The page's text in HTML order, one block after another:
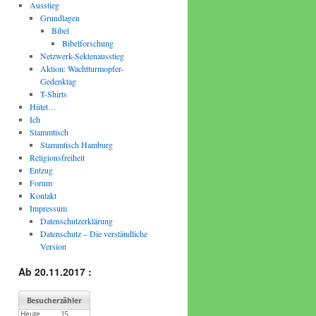
Ausstieg
Grundlagen
Bibel
Bibelforschung
Netzwerk-Sektenausstieg
Aktion: Wachtturmopfer-
Gedenktag
T-Shirts
Hütet…
Ich
Stammtisch
Stammtisch Hamburg
Religionsfreiheit
Entzug
Forum
Kontakt
Impressum
Datenschutzerklärung
Datenschutz – Die verständliche
Version
Ab 20.11.2017 :